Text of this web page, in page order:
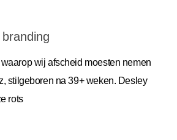
wij afscheid moesten nemen
stilgeboren na 39+ weken. Desley
rots